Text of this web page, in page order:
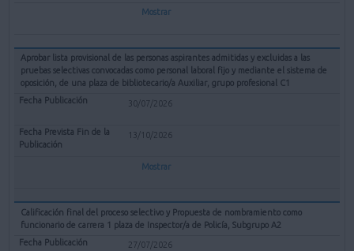
Mostrar
Aprobar lista provisional de las personas aspirantes admitidas y excluidas a las
pruebas selectivas convocadas como personal laboral fijo y mediante el sistema de
oposición, de una plaza de bibliotecario/a Auxiliar, grupo profesional C1
30/07/2026
13/10/2026
Mostrar
Calificación final del proceso selectivo y Propuesta de nombramiento como
funcionario de carrera 1 plaza de Inspector/a de Policía, Subgrupo A2
27/07/2026